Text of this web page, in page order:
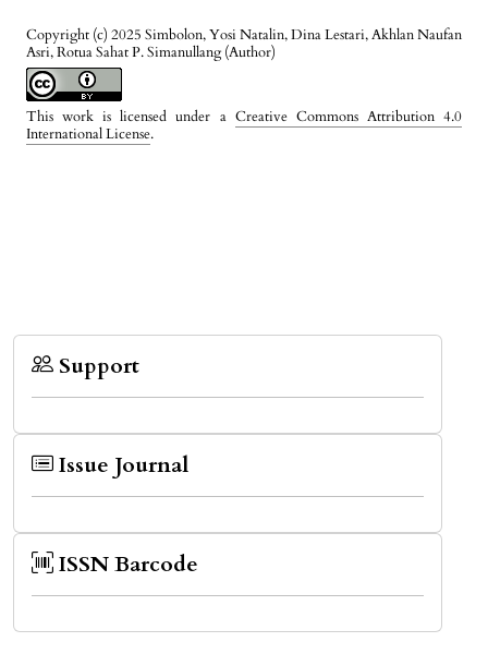
Copyright (c) 2025 Simbolon, Yosi Natalin, Dina Lestari, Akhlan Naufan
Asri, Rotua Sahat P. Simanullang (Author)
This work is licensed under a Creative Commons Attribution 4.0
International License.
Support
Issue Journal
ISSN Barcode